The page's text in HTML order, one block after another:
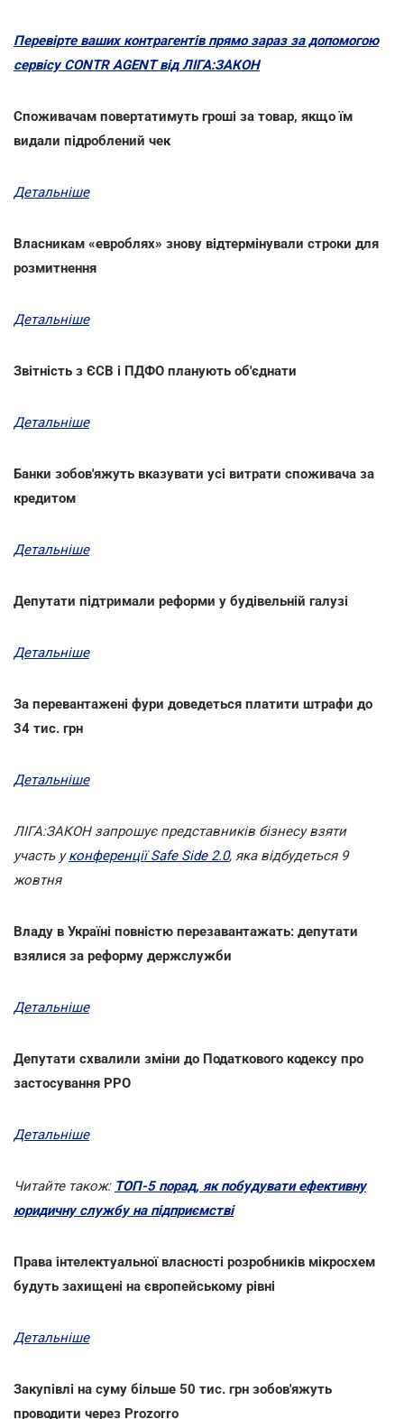
Перевірте ваших контрагентів прямо зараз за допомогою
сервісу CONTR AGENT від ЛІГА:ЗАКОН
Споживачам повертатимуть гроші за товар, якщо їм
видали підроблений чек
Детальніше
Власникам «евроблях» знову відтермінували строки для
розмитнення
Детальніше
Звітність з ЄСВ і ПДФО планують об'єднати
Детальніше
Банки зобов'яжуть вказувати усі витрати споживача за
кредитом
Детальніше
Депутати підтримали реформи у будівельній галузі
Детальніше
За перевантажені фури доведеться платити штрафи до
34 тис. грн
Детальніше
ЛІГА:ЗАКОН запрошує представників бізнесу взяти
участь уконференції Safe Side 2.0, яка відбудеться 9
жовтня
Владу в Україні повністю перезавантажать: депутати
взялися за реформу держслужби
Детальніше
Депутати схвалили зміни до Податкового кодексу про
застосування РРО
Детальніше
Читайте також: ТОП-5 порад, як побудувати ефективну
юридичну службу на підприємстві
Права інтелектуальної власності розробників мікросхем
будуть захищені на європейському рівні
Детальніше
Закупівлі на суму більше 50 тис. грн зобов'яжуть
проводити через Prozorro